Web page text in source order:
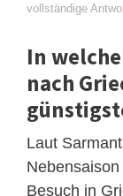
vollständige
In
nach
Laut
Besuch in